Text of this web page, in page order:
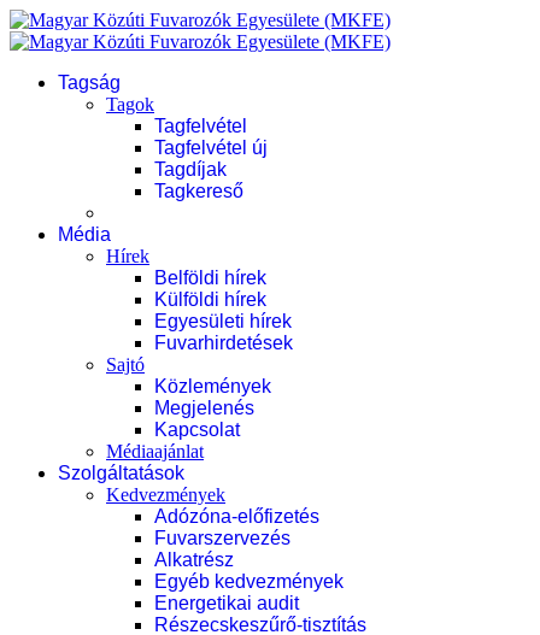
Tagság
Tagok
Tagfelvétel
Tagfelvétel új
Tagdíjak
Tagkereső
Média
Hírek
Belföldi hírek
Külföldi hírek
Egyesületi hírek
Fuvarhirdetések
Sajtó
Közlemények
Megjelenés
Kapcsolat
Médiaajánlat
Szolgáltatások
Kedvezmények
Adózóna-előfizetés
Fuvarszervezés
Alkatrész
Egyéb kedvezmények
Energetikai audit
Részecskeszűrő-tisztítás